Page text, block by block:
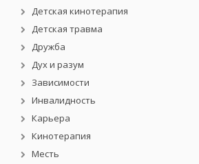
Детская кинотерапия
Детская травма
Дружба
Дух и разум
Зависимости
Инвалидность
Карьера
Кинотерапия
Месть